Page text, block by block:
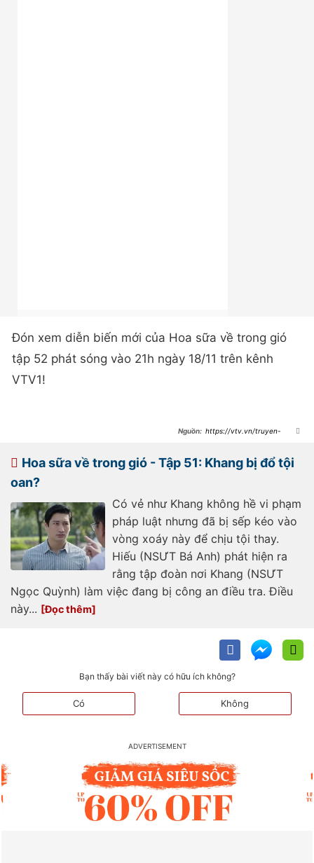
Đón xem diễn biến mới của Hoa sữa về trong gió
tập 52 phát sóng vào 21h ngày 18/11 trên kênh
VTV1!
https://vtv.vn/truyen-
20241118113217394.htm
Hoa sữa về trong gió - Tập 51: Khang bị đổ tội
oan?
Có vẻ như Khang không hề vi phạm
pháp luật nhưng đã bị sếp kéo vào
vòng xoáy này để chịu tội thay.
Hiếu (NSƯT Bá Anh) phát hiện ra
rằng tập đoàn nơi Khang (NSƯT
Ngọc Quỳnh) làm việc đang bị công an điều tra. Điều
này...
Bạn thấy bài viết này có hữu ích không?
Có Không